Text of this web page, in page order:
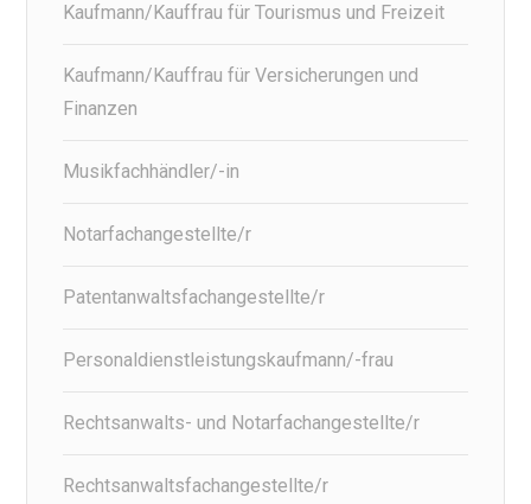
Kaufmann/Kauffrau für Tourismus und Freizeit
Kaufmann/Kauffrau für Versicherungen und
Finanzen
Musikfachhändler/-in
Notarfachangestellte/r
Patentanwaltsfachangestellte/r
Personaldienstleistungskaufmann/-frau
Rechtsanwalts- und Notarfachangestellte/r
Rechtsanwaltsfachangestellte/r